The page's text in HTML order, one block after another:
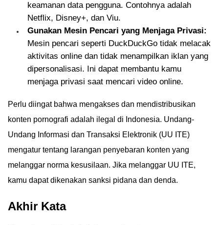
keamanan data pengguna. Contohnya adalah
Netflix, Disney+, dan Viu.
Gunakan Mesin Pencari yang Menjaga Privasi:
Mesin pencari seperti DuckDuckGo tidak melacak
aktivitas online dan tidak menampilkan iklan yang
dipersonalisasi. Ini dapat membantu kamu
menjaga privasi saat mencari video online.
Perlu diingat bahwa mengakses dan mendistribusikan
konten pornografi adalah ilegal di Indonesia. Undang-
Undang Informasi dan Transaksi Elektronik (UU ITE)
mengatur tentang larangan penyebaran konten yang
melanggar norma kesusilaan. Jika melanggar UU ITE,
kamu dapat dikenakan sanksi pidana dan denda.
Akhir Kata